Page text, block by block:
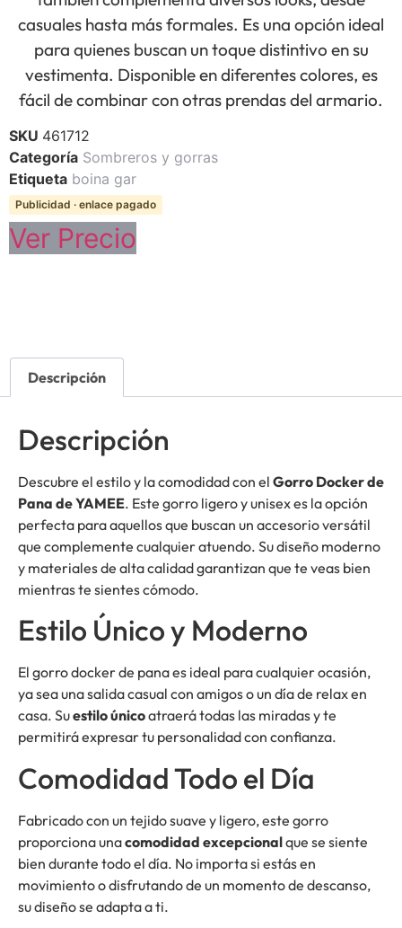
casuales hasta más formales. Es una opción ideal
para quienes buscan un toque distintivo en su
vestimenta. Disponible en diferentes colores, es
fácil de combinar con otras prendas del armario.
SKU 461712
Categoría Sombreros y gorras
Etiqueta boina gar
Publicidad · enlace pagado
Ver Precio
Descripción
Descripción
Descubre el estilo y la comodidad con el Gorro Docker de
Pana de YAMEE. Este gorro ligero y unisex es la opción
perfecta para aquellos que buscan un accesorio versátil
que complemente cualquier atuendo. Su diseño moderno
y materiales de alta calidad garantizan que te veas bien
mientras te sientes cómodo.
Estilo Único y Moderno
El gorro docker de pana es ideal para cualquier ocasión,
ya sea una salida casual con amigos o un día de relax en
casa. Suestilo únicoatraerá todas las miradas y te
permitirá expresar tu personalidad con confianza.
Comodidad Todo el Día
Fabricado con un tejido suave y ligero, este gorro
proporciona unacomodidad excepcionalque se siente
bien durante todo el día. No importa si estás en
movimiento o disfrutando de un momento de descanso,
su diseño se adapta a ti.